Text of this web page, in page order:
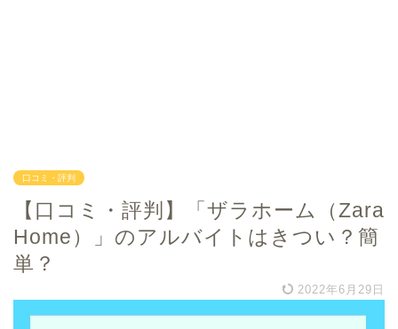
口コミ・評判
【口コミ・評判】「ザラホーム（Zara
Home）」のアルバイトはきつい？簡
単？
2022年6月29日